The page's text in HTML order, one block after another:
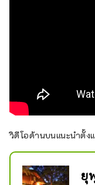
วิดีโอด้านบนแนะนำตั้
ยุ